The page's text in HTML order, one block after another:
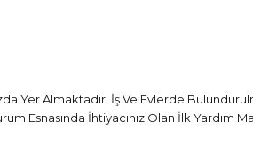
Yer Almaktadır. İş Ve Evlerde
İhtiyacınız Olan İlk Yardım